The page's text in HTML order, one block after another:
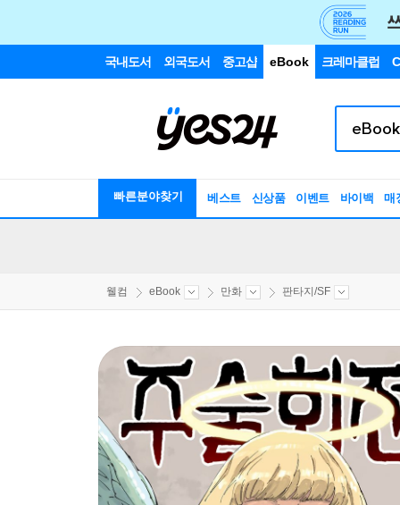
국내도서 외국도서 중고샵 eBook 크레마클럽
빠른분야찾기 베스트 신상품 이벤트 바이백 매
웰컴 eBook 만화 판타지/SF